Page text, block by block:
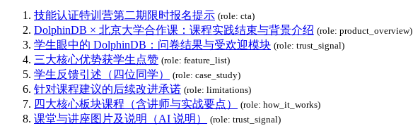
技能认证特训营第二期限时报名提示 (role: cta)
DolphinDB × 北京大学合作课：课程实践结束与背景介绍 (role: product_overview)
学生眼中的 DolphinDB：问卷结果与受欢迎模块 (role: trust_signal)
三大核心优势获学生点赞 (role: feature_list)
学生反馈引述（四位同学） (role: case_study)
针对课程建议的后续改进承诺 (role: limitations)
四大核心板块课程（含讲师与实战要点） (role: how_it_works)
课堂与讲座图片及说明（AI 说明） (role: trust_signal)